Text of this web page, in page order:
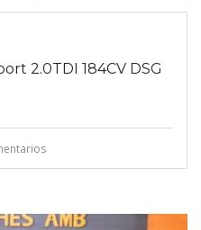
2.0TDI 184CV DSG